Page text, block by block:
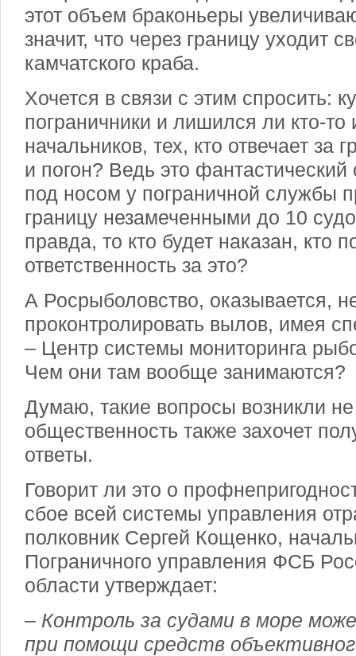
этот объем браконьеры
значит, что через границу уходит
камчатского краба.
Хочется в связи с этим спросить:
пограничники и лишился ли кто-то
начальников, тех, кто отвечает за
и погон? Ведь это
под носом у пограничной службы
границу незамеченными до 10
правда, то кто будет наказан, кто
ответственность за это?
А Росрыболовство, оказывается,
проконтролировать вылов, имея
– Центр системы мониторинга
Чем они там вообще занимаются?
Думаю, такие вопросы возникли
общественность также захочет
ответы.
Говорит ли это о
сбое всей системы управления
полковник Сергей Кощенко,
Пограничного управления ФСБ
области утверждает:
– Контроль за судами в море
при помощи средств